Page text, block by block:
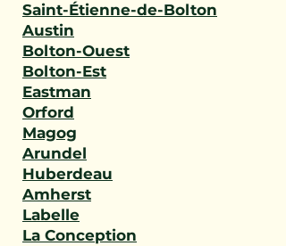
Saint-Étienne-de-Bolton
Austin
Bolton-Ouest
Bolton-Est
Eastman
Orford
Magog
Arundel
Huberdeau
Amherst
Labelle
La Conception